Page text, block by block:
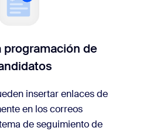
programación de
insertar enlaces de
en los correos
de seguimiento de